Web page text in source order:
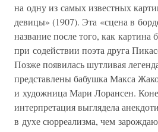
на одну из самых известных
девицы» (1907). Эта «сцена в
название после того, как картина
при содействии поэта друга
Позже появилась шутливая
представлены бабушка Макса
и художница Мари Лорансен.
интерпретация выглядела
в духе сюрреализма, чем